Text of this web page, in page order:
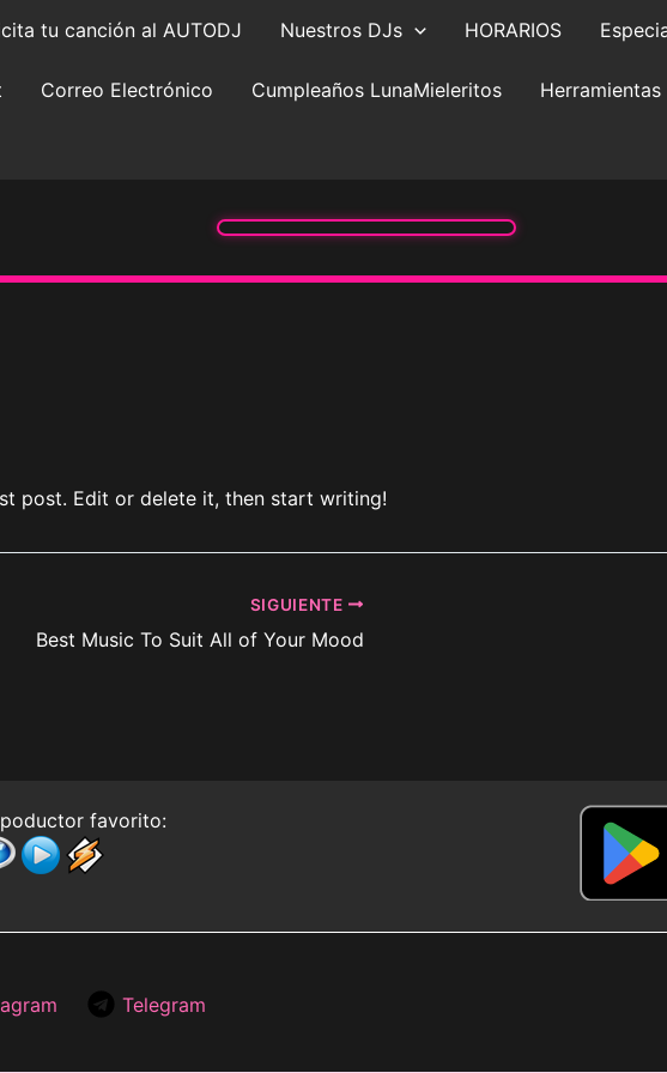
tu canción al AUTODJ Nuestros DJs HORARIOS
Correo Electrónico Cumpleaños LunaMieleritos
post. Edit or delete it, then start writing!
SIGUIENTE
Best Music To Suit All of Your Mood
favorito:
Telegram